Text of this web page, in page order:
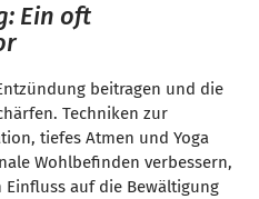
Ein oft
beitragen und die
Techniken zur
tiefes Atmen und Yoga
Wohlbefinden verbessern,
auf die Bewältigung